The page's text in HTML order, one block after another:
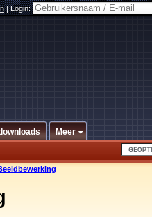
|Login:
Meer